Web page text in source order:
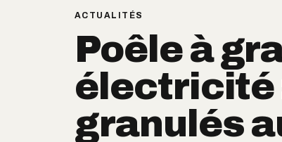
ACTUALITÉS
Poêle à
électricité
granulés